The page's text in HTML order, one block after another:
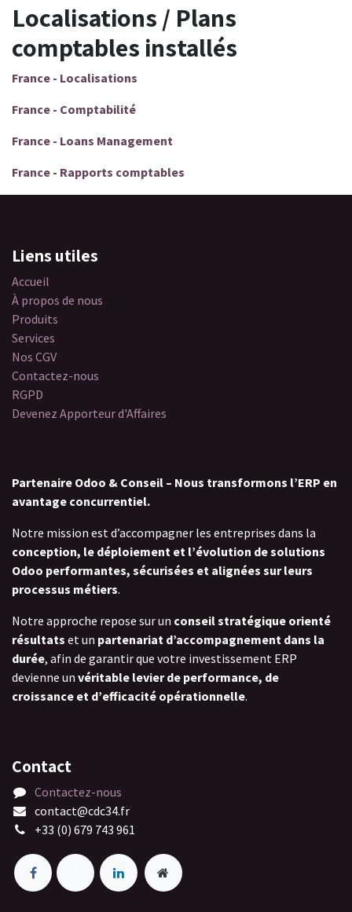
Localisations / Plans
comptables installés
France - Localisations
France - Comptabilité
France - Loans Management
France - Rapports comptables
Liens utiles
Accueil
À propos de nous
Produits
Services
Nos CGV
Contactez-nous
RGPD
Devenez Apporteur d'Affaires
Partenaire Odoo & Conseil – Nous transformons l’ERP en
avantage concurrentiel.
Notre mission est d’accompagner les entreprises dans la
conception, le déploiement et l’évolution de solutions
Odoo performantes, sécurisées et alignées sur leurs
processus métiers.
Notre approche repose sur un conseil stratégique orienté
résultats et un partenariat d’accompagnement dans la
durée, afin de garantir que votre investissement ERP
devienne un véritable levier de performance, de
croissance et d’efficacité opérationnelle.
Contact
Contactez-nous
contact@cdc34.fr
+33 (0) 679 743 961